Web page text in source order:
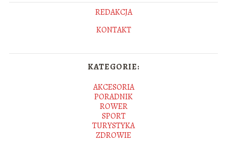
REDAKCJA
KONTAKT
KATEGORIE:
AKCESORIA
PORADNIK
ROWER
SPORT
TURYSTYKA
ZDROWIE